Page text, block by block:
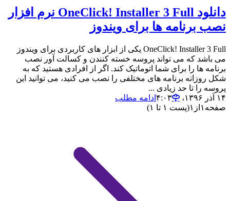
دانلود OneClick! Installer 3 Full نرم افزار
نصب برنامه ها برای ویندوز
OneClick! Installer 3 Full یکی از ابزار های کاربردی برای ویندوز
می باشد که می تواند پروسه خسته کنندن و کسالت آور نصب
برنامه ها را برای شما اتوماتیک کند. اگر از افرادی هستید که به
شکل روزانه برنامه های مختلفی را نصب می کنید، می توانید این
پروسه را تا حد زیادی ...
۱۴ آذر ۱۳۹۶،‏ ۴:۰۳
ادامه مطلب
صفحه ۱ از ۱(پست ۱ تا ۱)